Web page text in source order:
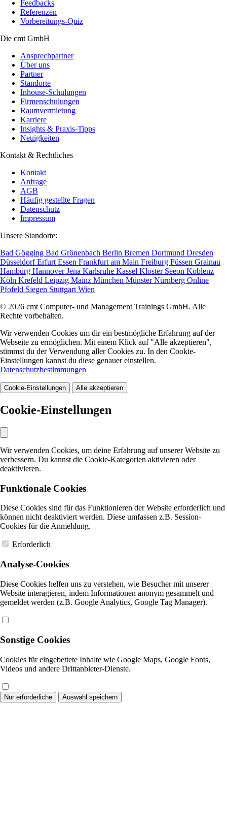
Feedbacks
Referenzen
Vorbereitungs-Quiz
Die cmt GmbH
Ansprechpartner
Über uns
Partner
Standorte
Inhouse-Schulungen
Firmenschulungen
Raumvermietung
Karriere
Insights & Praxis-Tipps
Neuigkeiten
Kontakt & Rechtliches
Kontakt
Anfrage
AGB
Häufig gestellte Fragen
Datenschutz
Impressum
Unsere Standorte:
Bad Gögging Bad Grönenbach Berlin Bremen Dortmund Dresden
DüsseldorfErfurt Essen Frankfurt am Main Freiburg Füssen Grainau
Hamburg HannoverJena Karlsruhe Kassel Kloster Seeon Koblenz
Köln Krefeld Leipzig Mainz München MünsterNürnberg Online
Pfofeld Siegen Stuttgart Wien
© 2026 cmt Computer- und Management Trainings GmbH. Alle
Rechte vorbehalten.
Wir verwenden Cookies um dir ein bestmögliche Erfahrung auf der
Webseite zu ermöglichen. Mit einem Klick auf "Alle akzeptieren",
stimmst du der Verwendung aller Cookies zu. In den Cookie-
Einstellungen kannst du diese genauer einstellen.
Datenschutzbestimmungen
Cookie-Einstellungen Alle akzeptieren
Cookie-Einstellungen
Wir verwenden Cookies, um deine Erfahrung auf unserer Website zu
verbessern. Du kannst die Cookie-Kategorien aktivieren oder
deaktivieren.
Funktionale Cookies
Diese Cookies sind für das Funktionieren der Website erforderlich und
können nicht deaktiviert werden. Diese umfassen z.B. Session-
Cookies für die Anmeldung.
Erforderlich
Analyse-Cookies
Diese Cookies helfen uns zu verstehen, wie Besucher mit unserer
Website interagieren, indem Informationen anonym gesammelt und
gemeldet werden (z.B. Google Analytics, Google Tag Manager).
Sonstige Cookies
Cookies für eingebettete Inhalte wie Google Maps, Google Fonts,
Videos und andere Drittanbieter-Dienste.
Nur erforderliche Auswahl speichern